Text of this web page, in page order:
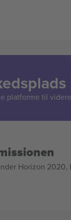
platforme til
Horizon